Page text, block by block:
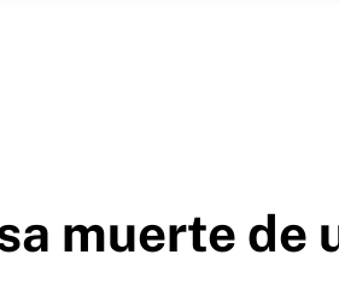
muerte de